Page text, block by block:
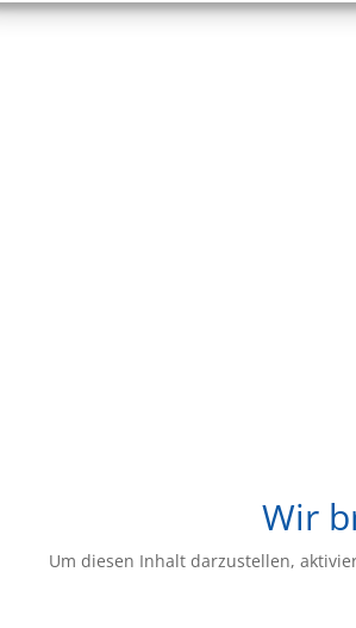
Wir
Um diesen Inhalt darzustellen,